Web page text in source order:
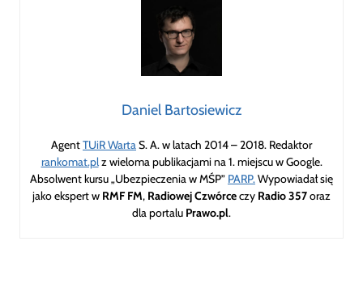
Daniel Bartosiewicz
AgentTUiR WartaS. A. w latach 2014 – 2018. Redaktor
rankomat.plz wieloma publikacjami na 1. miejscu w Google.
Absolwent kursu „Ubezpieczenia w MŚP” PARP.Wypowiadał się
jako ekspert w RMF FM, Radiowej Czwórceczy Radio 357oraz
dla portalu Prawo.pl.